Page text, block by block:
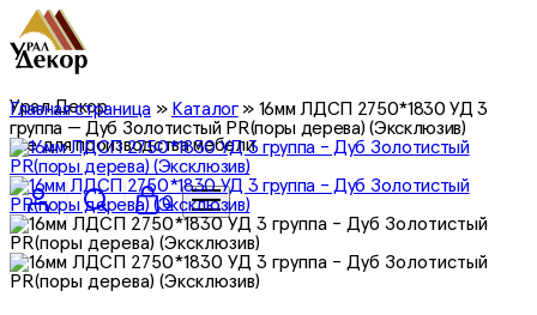
Урал Декор
все для производства мебели
0
Главная страница» Каталог» 16мм ЛДСП 2750*1830 УД 3
группа — Дуб Золотистый PR(поры дерева) (Эксклюзив)